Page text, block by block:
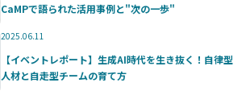
CaMPで語られた活用事例と"次の一歩"
2025.06.11
【イベントレポート】生成AI時代を生き抜く！自律型
人材と自走型チームの育て方